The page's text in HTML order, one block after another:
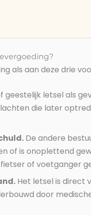
als aan deze drie
geestelijk letsel als
die later
De andere
of is onoplettend
of voetganger
Het letsel is direct
door